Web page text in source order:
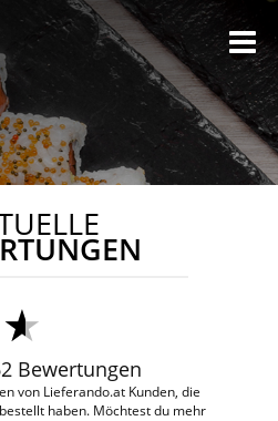
Bewertungen
von Lieferando.at Kunden, die
haben. Möchtest du mehr